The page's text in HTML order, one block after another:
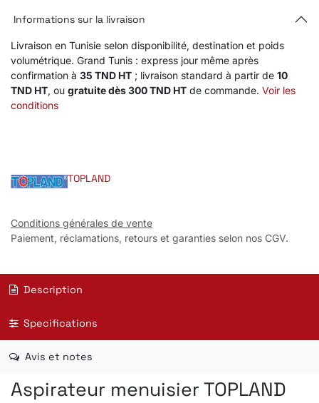
Informations sur la livraison
Livraison en Tunisie selon disponibilité, destination et poids
volumétrique. Grand Tunis : express jour même après
confirmation à 35 TND HT ; livraison standard à partir de 10
TND HT, ou gratuite dès 300 TND HT de commande. Voir les
conditions
TOPLAND
Conditions générales de vente
Paiement, réclamations, retours et garanties selon nos CGV.
Description
Specifications
Avis et notes
Aspirateur menuisier TOPLAND